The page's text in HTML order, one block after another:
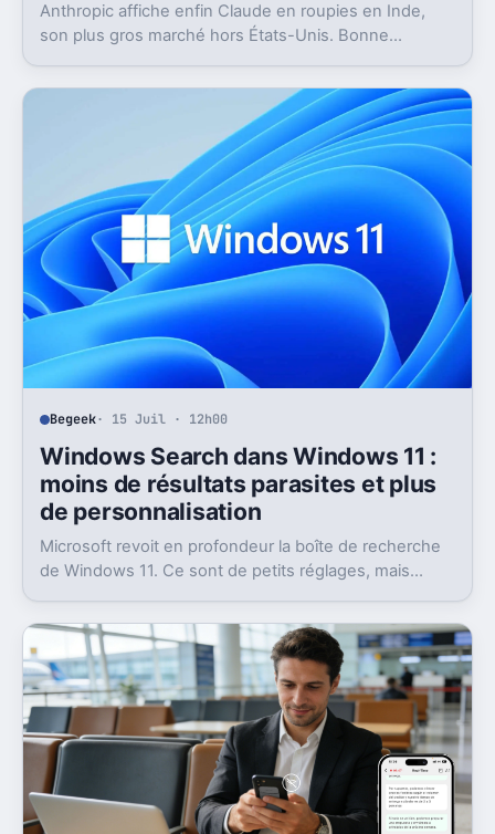
Anthropic affiche enfin Claude en roupies en Inde,
son plus gros marché hors États-Unis. Bonne
abonnements.
Begeek· 15 Juil · 12h00
Windows Search dans Windows 11 :
moins de résultats parasites et plus
de personnalisation
Microsoft revoit en profondeur la boîte de recherche
de Windows 11. Ce sont de petits réglages, mais